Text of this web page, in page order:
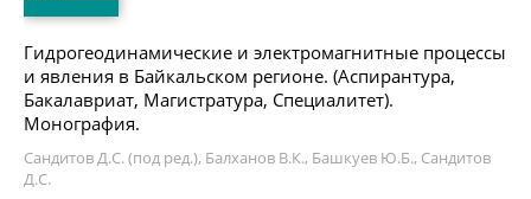
Гидрогеодинамические и электромагнитные процессы
и явления в Байкальском регионе. (Аспирантура,
Бакалавриат, Магистратура, Специалитет).
Монография.
Сандитов Д.С. (под ред.), Балханов В.К., Башкуев Ю.Б., Сандитов
Д.С.